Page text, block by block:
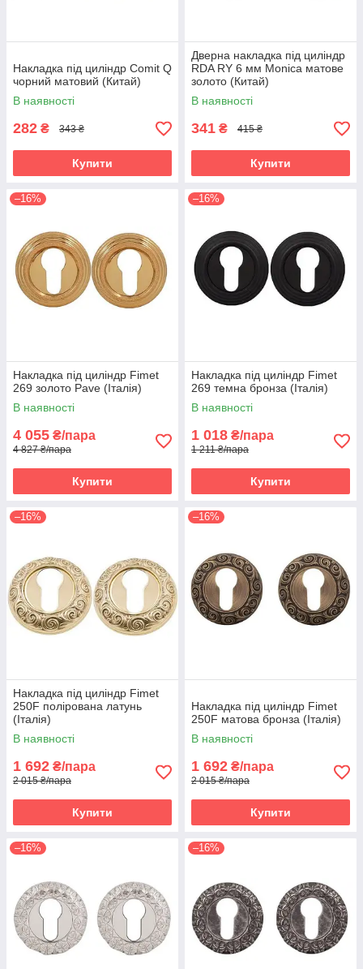
Накладка під циліндр Comit Q
чорний матовий (Китай)
В наявності
282 ₴ 343 ₴
Купити
Дверна накладка під циліндр
RDA RY 6 мм Monica матове
золото (Китай)
В наявності
341 ₴ 415 ₴
Купити
–16%
Накладка під циліндр Fimet
269 золото Pave (Італія)
В наявності
4 055 ₴/пара
4 827 ₴/пара
Купити
–16%
Накладка під циліндр Fimet
269 темна бронза (Італія)
В наявності
1 018 ₴/пара
1 211 ₴/пара
Купити
–16%
Накладка під циліндр Fimet
250F полірована латунь
(Італія)
В наявності
1 692 ₴/пара
2 015 ₴/пара
Купити
–16%
Накладка під циліндр Fimet
250F матова бронза (Італія)
В наявності
1 692 ₴/пара
2 015 ₴/пара
Купити
–16% –16%